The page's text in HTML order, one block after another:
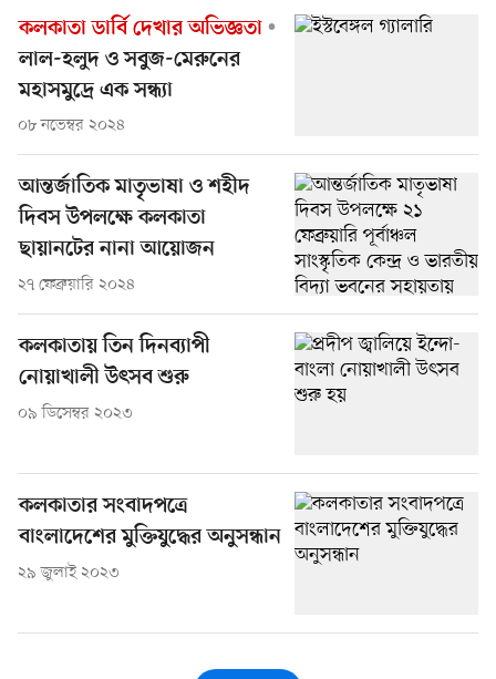
কলকাতা ডার্বি দেখার অভিজ্ঞতা
লাল-হলুদ ও সবুজ-মেরুনের
মহাসমুদ্রে এক সন্ধ্যা
০৮ নভেম্বর ২০২৪
আন্তর্জাতিক মাতৃভাষা ও শহীদ
দিবস উপলক্ষে কলকাতা
ছায়ানটের নানা আয়োজন
২৭ ফেব্রুয়ারি ২০২৪
কলকাতায় তিন দিনব্যাপী
নোয়াখালী উৎসব শুরু
০৯ ডিসেম্বর ২০২৩
কলকাতার সংবাদপত্রে
বাংলাদেশের মুক্তিযুদ্ধের অনুসন্ধান
২৯ জুলাই ২০২৩